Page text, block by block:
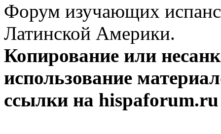
Форум изучающих
Латинской Америки.
Копирование или
использование
ссылки на hispaforum.ru